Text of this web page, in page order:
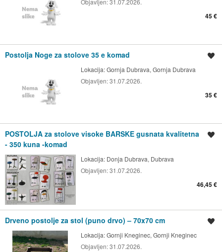
Objavljen:31.07.2026.
45 €
Postolja Noge za stolove 35 e komad
Lokacija:Gornja Dubrava, Gornja Dubrava
Objavljen:31.07.2026.
35 €
POSTOLJA za stolove visoke BARSKE gusnata kvalitetna
- 350 kuna -komad
Lokacija: Donja Dubrava, Dubrava
Objavljen:31.07.2026.
46,45 €
Drveno postolje za stol (puno drvo) – 70x70 cm
Lokacija:Gornji Kneginec, Gornji Kneginec
Objavljen:31.07.2026.